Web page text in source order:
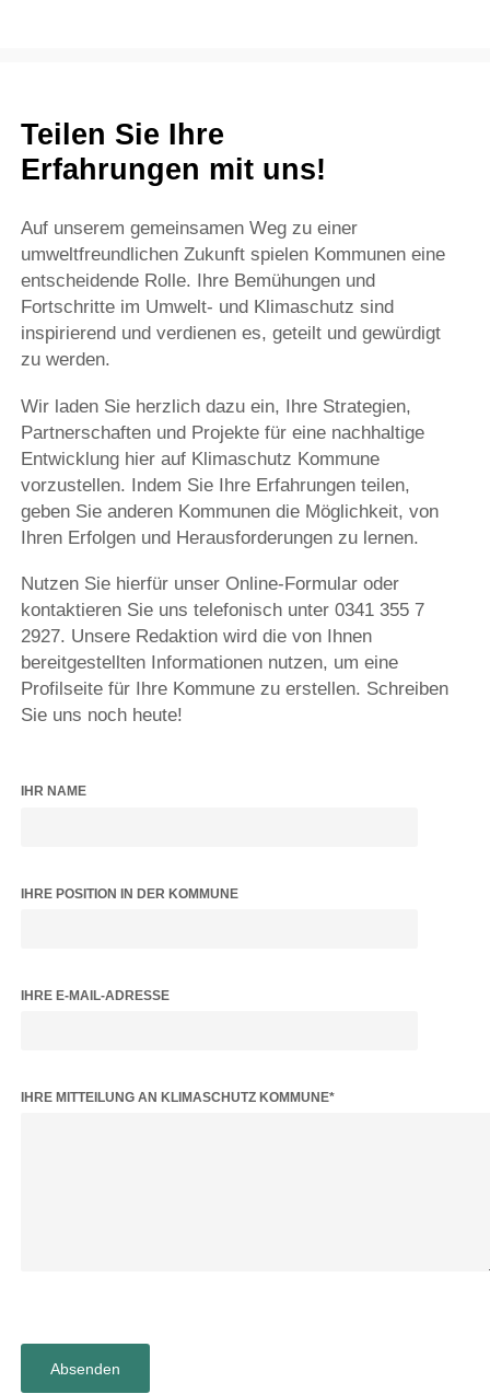
Teilen Sie Ihre
Erfahrungen mit uns!
Auf unserem gemeinsamen Weg zu einer
umweltfreundlichen Zukunft spielen Kommunen eine
entscheidende Rolle. Ihre Bemühungen und
Fortschritte im Umwelt- und Klimaschutz sind
inspirierend und verdienen es, geteilt und gewürdigt
zu werden.
Wir laden Sie herzlich dazu ein, Ihre Strategien,
Partnerschaften und Projekte für eine nachhaltige
Entwicklung hier auf Klimaschutz Kommune
vorzustellen. Indem Sie Ihre Erfahrungen teilen,
geben Sie anderen Kommunen die Möglichkeit, von
Ihren Erfolgen und Herausforderungen zu lernen.
Nutzen Sie hierfür unser Online-Formular oder
kontaktieren Sie uns telefonisch unter 0341 355 7
2927. Unsere Redaktion wird die von Ihnen
bereitgestellten Informationen nutzen, um eine
Profilseite für Ihre Kommune zu erstellen. Schreiben
Sie uns noch heute!
IHR NAME
IHRE POSITION IN DER KOMMUNE
IHRE E-MAIL-ADRESSE
BITTE LASSE DIESES FELD LEER.
IHRE MITTEILUNG AN KLIMASCHUTZ KOMMUNE*